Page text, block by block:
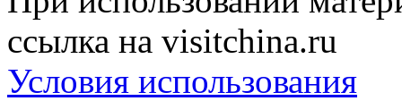
ссылка на visitchina.ru
Условия использования